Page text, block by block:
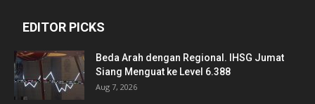
EDITOR PICKS
Beda Arah dengan Regional. IHSG Jumat
Siang Menguat ke Level 6.388
Aug 7, 2026